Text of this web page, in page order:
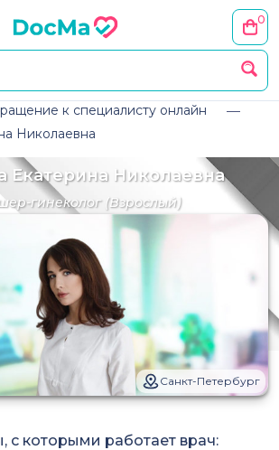
0
к специалисту онлайн
Николаевна
Екатерина Николаевна
гинеколог(Взрослый)
Санкт-Петербург
с которыми работает врач: